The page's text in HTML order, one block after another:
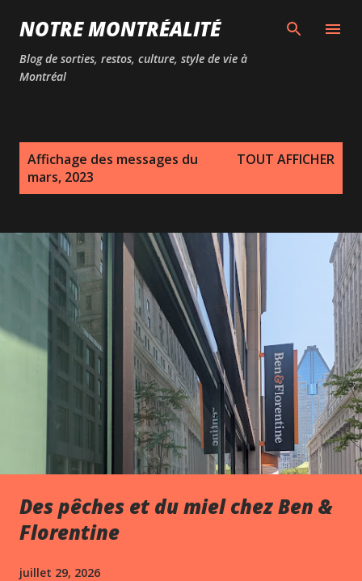
Passer au contenu principal
NOTRE MONTRÉALITÉ
Blog de sorties, restos, culture, style de vie à
Montréal
Affichage des messages du
mars, 2023
TOUT AFFICHER
Des pêches et du miel chez Ben &
Florentine
juillet 29, 2026